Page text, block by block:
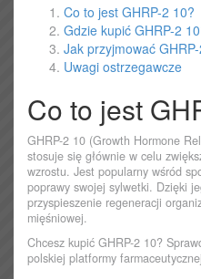
Co to jest GHRP-2 10?
Gdzie kupić GHRP-2
Jak przyjmować
Uwagi ostrzegawcze
Co to jest
GHRP-2 10 (Growth Hormone
stosuje się głównie w celu
wzrostu. Jest popularny wśród
poprawy swojej sylwetki. Dzięki
przyspieszenie regeneracji
mięśniowej.
Chcesz kupić GHRP-2 10?
polskiej platformy